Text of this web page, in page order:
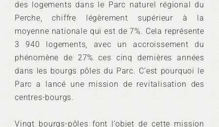
des logements dans le Parc naturel régional du
Perche, chiffre légèrement supérieur à la
moyenne nationale qui est de 7%. Cela représente
3 940 logements, avec un accroissement du
phénomène de 27% ces cinq dernières années
dans les bourgs pôles du Parc. C’est pourquoi le
Parc a lancé une mission de revitalisation des
centres-bourgs.
Vingt bourgs-pôles font l’objet de cette mission